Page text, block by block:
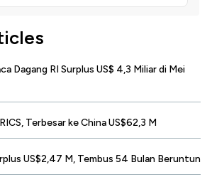
Dagang RI Surplus US$ 4,3 Miliar di Mei
Terbesar ke China US$62,3 M
US$2,47 M, Tembus 54 Bulan Beruntun